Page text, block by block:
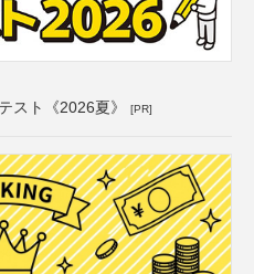
スト《2026夏》 [PR]